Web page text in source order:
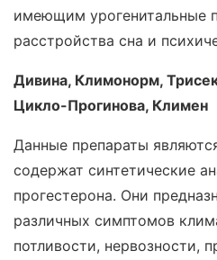
имеющим урогенитальные
расстройства сна и
Дивина, Климонорм,
Цикло-Прогинова, Климен
Данные препараты
содержат синтетические
прогестерона. Они
различных симптомов
потливости, нервозности,